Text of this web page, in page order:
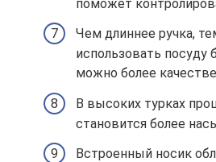
поможет
Чем длиннее ручка,
использовать посуду
можно более
В высоких турках
становится более
Встроенный носик